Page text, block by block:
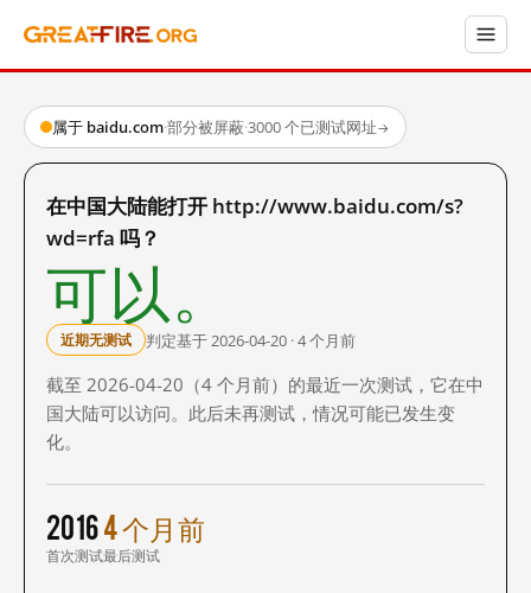
属于 baidu.com·部分被屏蔽·3000 个已测试网址→
在中国大陆能打开 http://www.baidu.com/s?
wd=rfa 吗？
可以。
近期无测试 判定基于 2026-04-20 · 4 个月前
截至 2026-04-20（4 个月前）的最近一次测试，它在中
国大陆可以访问。此后未再测试，情况可能已发生变
化。
2016
首次测试
4 个月前
最后测试